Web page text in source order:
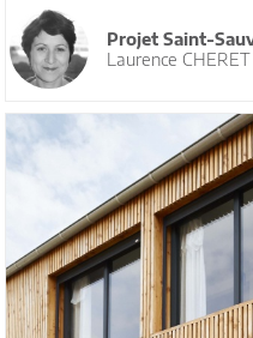
Projet Saint-
Laurence